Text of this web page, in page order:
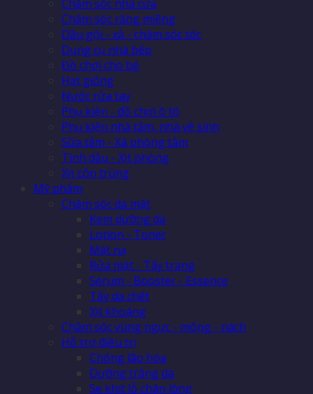
Chăm sóc nhà cửa
Chăm sóc răng miệng
Dầu gội - xả - chăm sóc tóc
Dụng cụ nhà bếp
Đồ chơi cho bé
Hạt giống
Nước rửa tay
Phụ kiện - đồ chơi ô tô
Phụ kiện nhà tắm, nhà vệ sinh
Sữa tắm - Xà phòng tắm
Tinh dầu - Xịt phòng
Xịt côn trùng
Mỹ phẩm
Chăm sóc da mặt
Kem dưỡng da
Lotion - Toner
Mặt nạ
Rửa mặt - Tẩy trang
Serum - Booster - Essence
Tẩy da chết
Xịt khoáng
Chăm sóc vùng ngực - mông - nách
Hỗ trợ điều trị
Chống lão hóa
Dưỡng trắng da
Se khít lỗ chân lông